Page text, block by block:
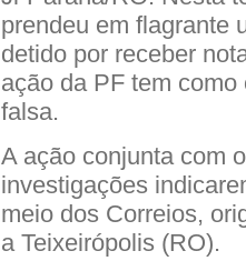
prendeu em flagrante
detido por receber
ação da PF tem
falsa.
A ação conjunta com
investigações
meio dos Correios,
a Teixeirópolis (RO).